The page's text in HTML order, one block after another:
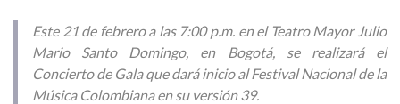
Este 21 de febrero a las 7:00 p.m. en el Teatro Mayor Julio
Mario Santo Domingo, en Bogotá, se realizará el
Concierto de Gala que dará inicio al Festival Nacional de la
Música Colombiana en su versión 39.